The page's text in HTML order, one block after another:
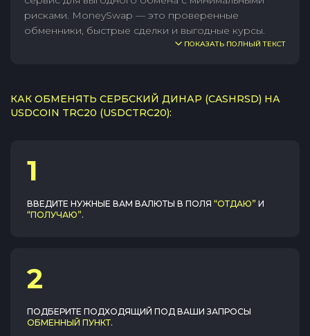
рисками. MoneySwap — это проверенные
обменники, быстрые сделки и выгодные курсы.
ПОКАЗАТЬ ПОЛНЫЙ ТЕКСТ
КАК ОБМЕНЯТЬ СЕРБСКИЙ ДИНАР (CASHRSD) НА
USDCOIN TRC20 (USDCTRC20):
1
ВВЕДИТЕ НУЖНЫЕ ВАМ ВАЛЮТЫ В ПОЛЯ “ОТДАЮ” И
“ПОЛУЧАЮ”.
2
ПОДБЕРИТЕ ПОДХОДЯЩИЙ ПОД ВАШИ ЗАПРОСЫ
ОБМЕННЫЙ ПУНКТ.